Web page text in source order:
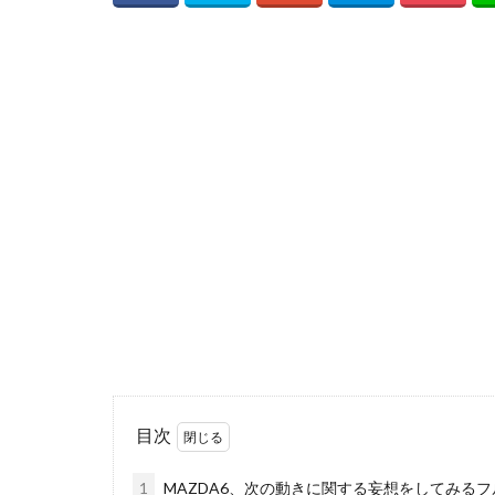
目次
1 MAZDA6、次の動きに関する妄想をしてみる